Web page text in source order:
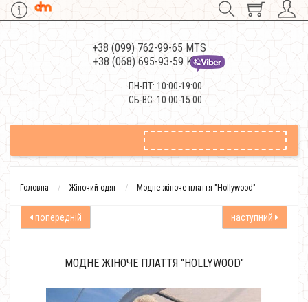
+38 (099) 762-99-65 MTS
+38 (068) 695-93-59 Kievstar
ПН-ПТ: 10:00-19:00
СБ-ВС: 10:00-15:00
Головна Жіночий одяг Модне жіноче плаття "Hollywood"
попередній наступний
МОДНЕ ЖІНОЧЕ ПЛАТТЯ "HOLLYWOOD"